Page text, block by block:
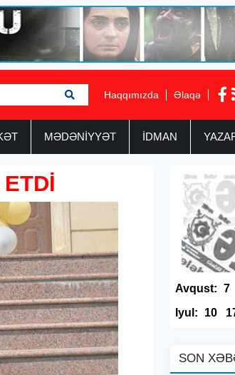
Haqqımızda Əlaqə
MƏDƏNİYYƏT İDMAN
Avqust: 7
Iyul:
10
SON